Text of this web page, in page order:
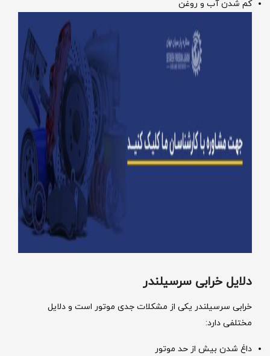
کم شدن آب و روغن
دلایل خرابی سرسیلندر
خرابی سرسیلندر یکی از مشکلات جدی موتور است و دلایل
مختلفی دارد:
داغ شدن بیش از حد موتور